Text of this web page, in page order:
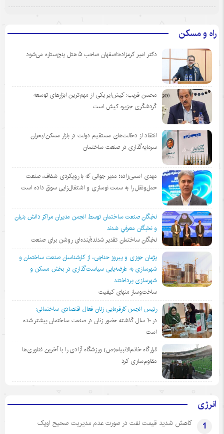
راه و مسکن
دکتر امیر کرمزاده؛اصفهان صاحب ۵ هتل پنج‌ستاره می‌شود
محسن قریب: کیش‌ایر یکی از مهم‌ترین ابزارهای توسعه
گردشگری جزیره کیش است
انتقاد از دخالت‌های مستقیم دولت در بازار مسکن/بحران
سرمایه‌گذاری در صنعت ساختمان
مهدی اسمی‌زاده؛ مدیر جوانی که با رویکردی شفاف، صنعت
حمل‌ونقل را به سمت نوسازی و اشتغال‌زایی سوق داده است
نخبگان صنعت ساختمان توسط انجمن مديران مراكز دانش بنيان
و نخبگان معرفي شدند
نخبگان ساختمان تقدیر شدند؛آینده‌ای روشن برای صنعت
پژمان جوزی و پیروز حناچی، از کارشناسان صنعت ساختمان و
شهرسازی به عارضه‌یابی سیاست‌گذاری در بخش مسکن و
شهرسازی پرداختند
ساخت‌وساز منهای کیفیت
رئیس انجمن کارفرمایی زنان فعال اقتصادی ساختمانی:
در ١٠ سال گذشته حضور زنان در صنعت ساختمان بیشتر شده
است
قرارگاه خاتم‌الانبیاء(ص) ورزشگاه آزادی را با آخرین فناوری‌ها
مقاوم‌سازی کرد
انرژی
1 کاهش شدید قیمت نفت در صورت عدم مدیریت صحیح اوپک